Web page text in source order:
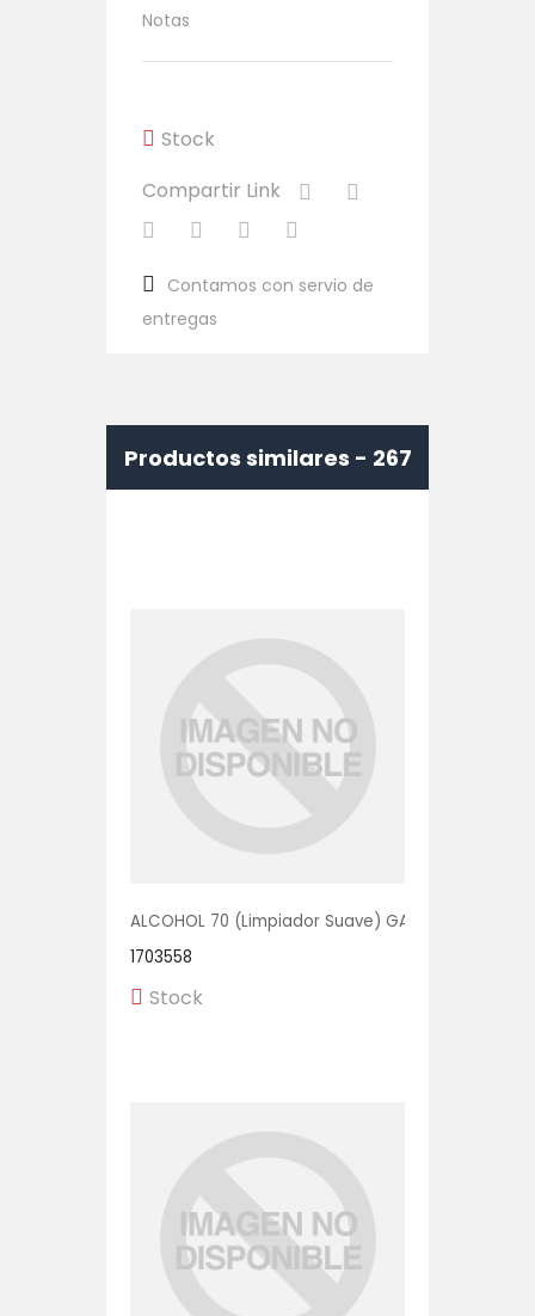
Notas
Stock
Compartir Link
Contamos con servio de
entregas
Productos similares - 267
ALCOHOL 70 (Limpiador Suave) GALON 1/1 UNIDAD
1703558
Stock